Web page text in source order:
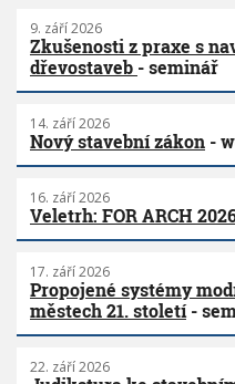
9. září 2026
Zkušenosti z praxe s
dřevostaveb - seminář
14. září 2026
Nový stavební zákon -
16. září 2026
Veletrh: FOR ARCH
17. září 2026
Propojené systémy
městech 21. století-
22. září 2026